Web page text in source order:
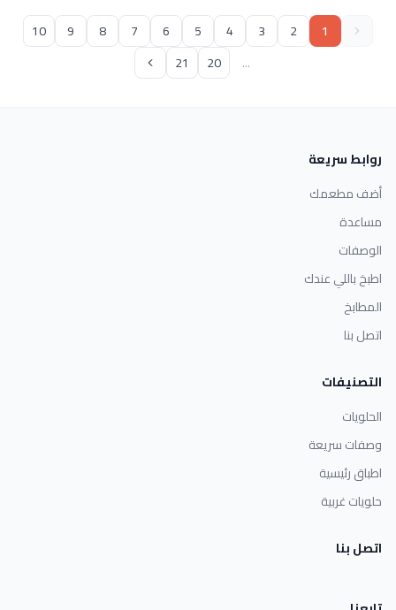
1
2
3
4
5
6
7
8
9
10
...
20
21
روابط سريعة
أضف مطعمك
مساعدة
الوصفات
اطبخ باللي عندك
المطابخ
اتصل بنا
التصنيفات
الحلويات
وصفات سريعة
اطباق رئيسية
حلويات غربية
اتصل بنا